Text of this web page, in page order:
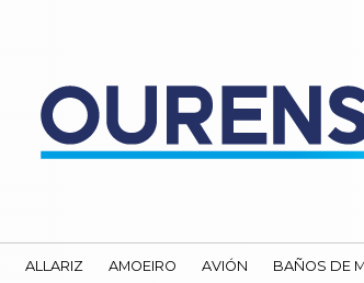
ALLARIZ AMOEIRO AVIÓN BAÑOS DE